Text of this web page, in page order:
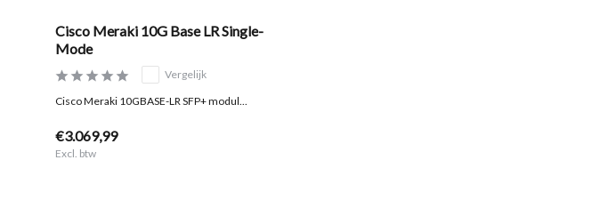
Cisco Meraki 10G Base LR Single-
Mode
Vergelijk
Cisco Meraki 10GBASE-LR SFP+ modul...
€3.069,99
Excl. btw